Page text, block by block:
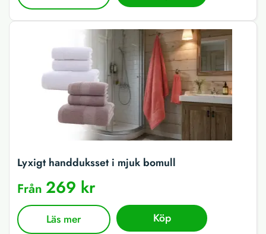
Lyxigt handduksset i mjuk bomull
Från 269 kr
Läs mer Köp